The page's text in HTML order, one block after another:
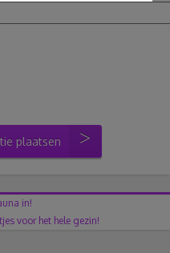
plaatsen
in!
voor het hele gezin!